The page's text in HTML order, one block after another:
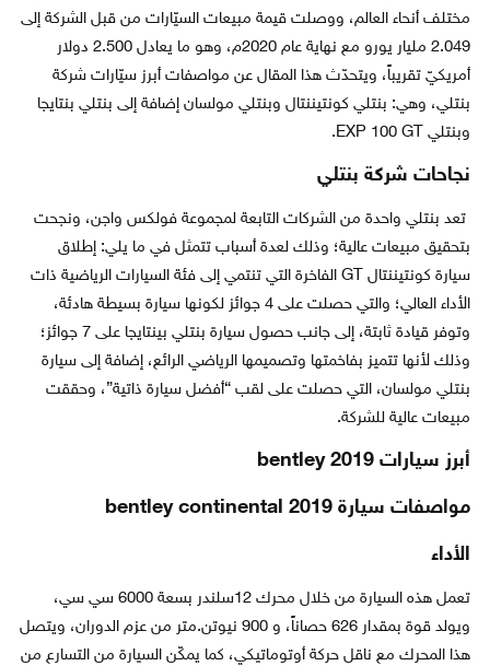
مختلف أنحاء العالم، ووصلت قيمة مبيعات السيّارات من قبل الشركة إلى
2.049 مليار يورو مع نهاية عام 2020م، وهو ما يعادل 2.500 دولار
أمريكيّ تقريباً، ويتحدّث هذا المقال عن مواصفات أبرز سيّارات شركة
بنتلي، وهي: بنتلي كونتيننتال وبنتلي مولسان إضافة إلى بنتلي بنتايجا
وبنتلي EXP 100 GT.
نجاحات شركة بنتلي
تعد بنتلي واحدة من الشركات التابعة لمجموعة فولكس واجن، ونجحت
بتحقيق مبيعات عالية؛ وذلك لعدة أسباب تتمثل في ما يلي: إطلاق
سيارة كونتيننتال GT الفاخرة التي تنتمي إلى فئة السيارات الرياضية ذات
الأداء العالي؛ والتي حصلت على 4 جوائز لكونها سيارة بسيطة هادئة،
وتوفر قيادة ثابتة، إلى جانب حصول سيارة بنتلي بينتايجا على 7 جوائز؛
وذلك لأنها تتميز بفاخمتها وتصميمها الرياضي الرائع، إضافة إلى سيارة
بنتلي مولسان، التي حصلت على لقب “أفضل سيارة ذاتية”، وحققت
مبيعات عالية للشركة.
أبرز سيارات bentley 2019
مواصفات سيارة bentley continental 2019
الأداء
تعمل هذه السيارة من خلال محرك 12سلندر بسعة 6000 سي سي،
ويولد قوة بمقدار 626 حصاناً، و 900 نيوتن.متر من عزم الدوران، ويتصل
هذا المحرك مع ناقل حركة أوتوماتيكي، كما يمكّن السيارة من التسارع من